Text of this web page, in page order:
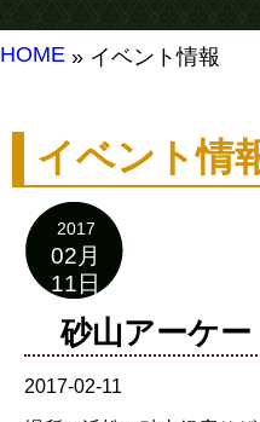
HOME » イベント情報
イベント情
2017
02月
11日
砂山アーケ
2017-02-11